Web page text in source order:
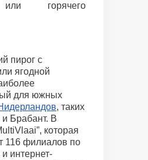
горячего
пирог с
ягодной
для южных
, таких
и Брабант. В
которая
116 филиалов по
интернет-